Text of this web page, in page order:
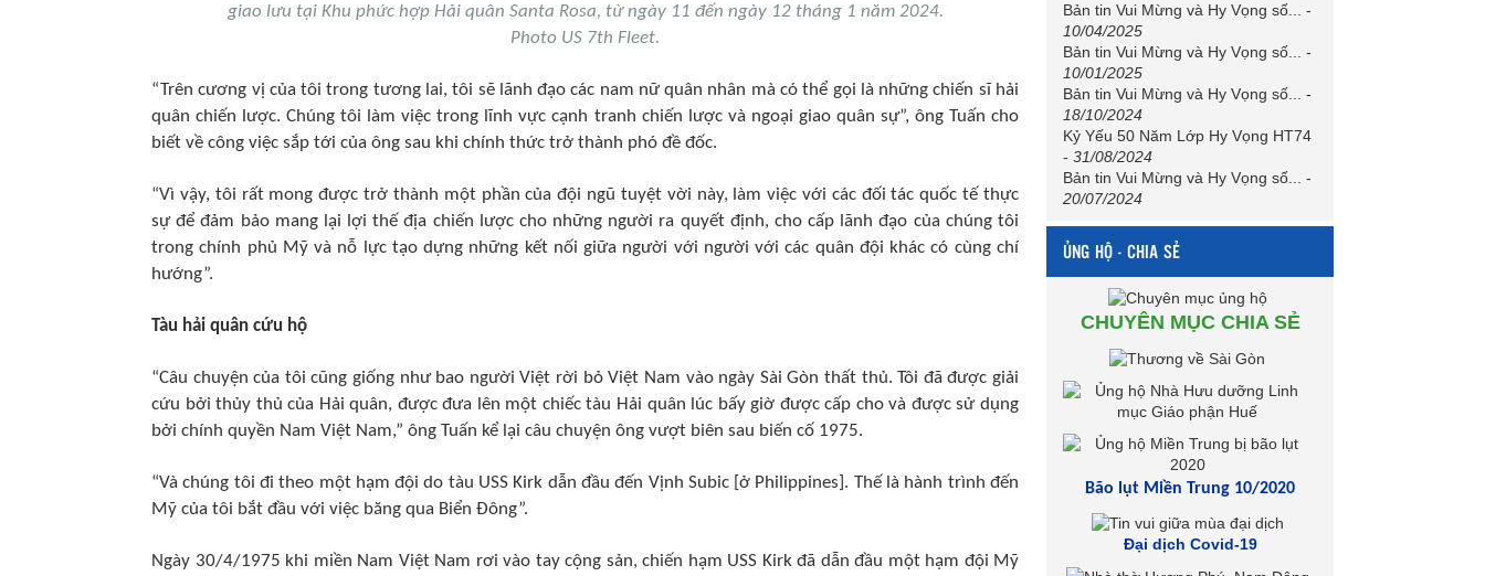
giao lưu tại Khu phức hợp Hải quân Santa Rosa, từ ngày 11 đến ngày 12 tháng 1 năm 2024.
Photo US 7th Fleet.
“Trên cương vị của tôi trong tương lai, tôi sẽ lãnh đạo các nam nữ quân nhân mà có thể gọi là những chiến sĩ hải
quân chiến lược. Chúng tôi làm việc trong lĩnh vực cạnh tranh chiến lược và ngoại giao quân sự”, ông Tuấn cho
biết về công việc sắp tới của ông sau khi chính thức trở thành phó đề đốc.
“Vì vậy, tôi rất mong được trở thành một phần của đội ngũ tuyệt vời này, làm việc với các đối tác quốc tế thực
sự để đảm bảo mang lại lợi thế địa chiến lược cho những người ra quyết định, cho cấp lãnh đạo của chúng tôi
trong chính phủ Mỹ và nỗ lực tạo dựng những kết nối giữa người với người với các quân đội khác có cùng chí
hướng”.
Tàu hải quân cứu hộ
“Câu chuyện của tôi cũng giống như bao người Việt rời bỏ Việt Nam vào ngày Sài Gòn thất thủ. Tôi đã được giải
cứu bởi thủy thủ của Hải quân, được đưa lên một chiếc tàu Hải quân lúc bấy giờ được cấp cho và được sử dụng
bởi chính quyền Nam Việt Nam,” ông Tuấn kể lại câu chuyện ông vượt biên sau biến cố 1975.
“Và chúng tôi đi theo một hạm đội do tàu USS Kirk dẫn đầu đến Vịnh Subic [ở Philippines]. Thế là hành trình đến
Mỹ của tôi bắt đầu với việc băng qua Biển Đông”.
Ngày 30/4/1975 khi miền Nam Việt Nam rơi vào tay cộng sản, chiến hạm USS Kirk đã dẫn đầu một hạm đội Mỹ
Bản tin Vui Mừng và Hy Vọng số...
-
10/04/2025
Bản tin Vui Mừng và Hy Vọng số...
-
10/01/2025
Bản tin Vui Mừng và Hy Vọng số...
-
18/10/2024
Kỷ Yếu 50 Năm Lớp Hy Vọng HT74
- 31/08/2024
Bản tin Vui Mừng và Hy Vọng số...
-
20/07/2024
ỦNG HỘ - CHIA SẺ
CHUYÊN MỤC CHIA SẺ
Bão lụt Miền Trung 10/2020
Đại dịch Covid-19